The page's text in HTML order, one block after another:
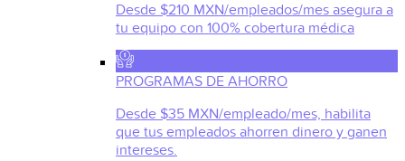
Desde $210 MXN/empleados/mes asegura a
tu equipo con 100% cobertura médica
PROGRAMAS DE AHORRO
Desde $35 MXN/empleado/mes, habilita
que tus empleados ahorren dinero y ganen
intereses.